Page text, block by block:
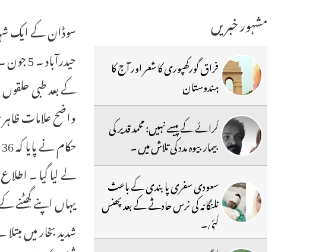
سوڈان کے ایک
واضح علامات
لے لیا گیا ۔
یہاں اپنے گھٹنے
شدید بخار میں
مشہور خبریں
فراق گورکھپوری کا شعر اور آج کا
ہندوستان
کرائے کے پیسے نہیں: محمد قدیر کی
بیمار بیوہ مدد کی تلاش میں ۔
سعودی سفری پابندی کے باعث
تلنگانہ کی نرس حادثے کے بعد پھنس
گئی۔